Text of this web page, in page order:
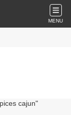
MENU